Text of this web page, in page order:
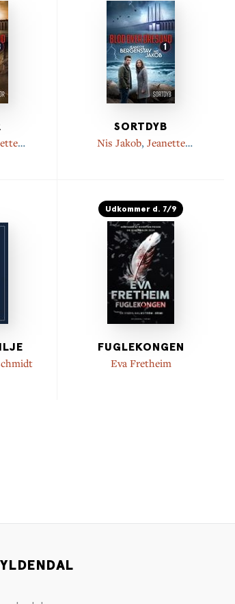
SORTDYB
Nis Jakob, Jeanette
Udkommer d. 7/9
FUGLEKONGEN
Eva Fretheim